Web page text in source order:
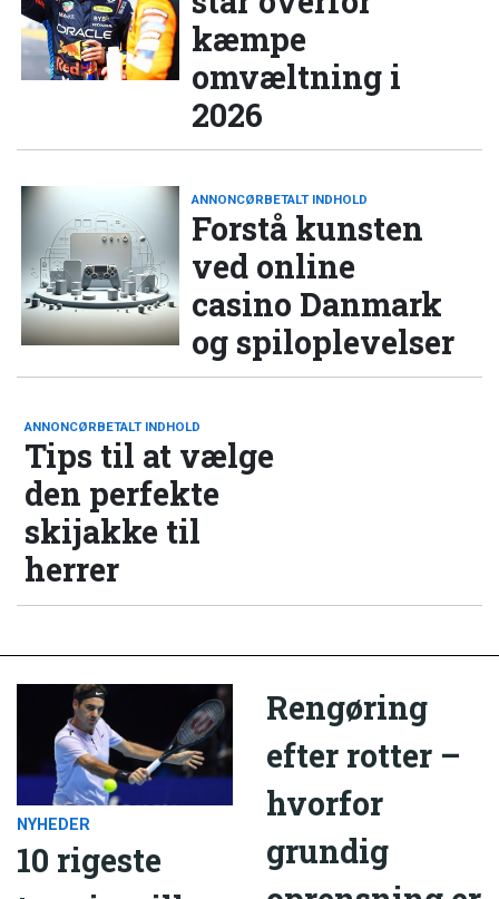
kæmpe
omvæltning i
2026
ANNONCØRBETALT INDHOLD
Forstå kunsten
ved online
casino Danmark
og spiloplevelser
ANNONCØRBETALT INDHOLD
Tips til at vælge
den perfekte
skijakke til
herrer
NYHEDER
10 rigeste
Rengøring
efter rotter –
hvorfor
grundig